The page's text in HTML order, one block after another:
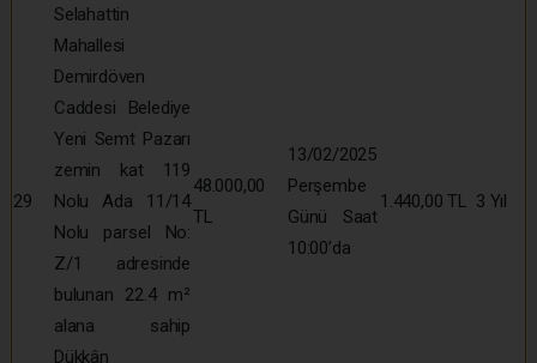
29
Selahattin
Mahallesi
Demirdöven
Caddesi Belediye
Yeni Semt Pazarı
zemin kat 119
Nolu Ada 11/14
Nolu parsel No:
Z/1 adresinde
bulunan 22.4 m²
alana sahip
Dükkân
48.000,00
TL
13/02/2025
Perşembe
Günü Saat
10:00’da
1.440,00 TL 3 Yıl